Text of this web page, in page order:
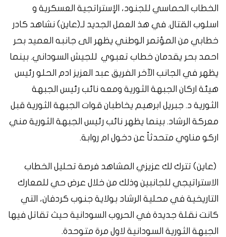
الخطاب الحماسي للجنود، الإستراتجية العسكرية و
اسلوب القتال. في هذ العمل الجديد لـ(عاين) نشاهد كادر
خطابي من المؤتمر الوطني يظهر الى جانبه العميد بحر
احمد بحر يقدمان خطاب تعبوي للجيش السوداني. بينما
يظهر في الجانب الآخر الفريق عبد العزيز ادم الحلو رئيس
هيئة اركان الجبهة الثورية ومعه نائب رئيس الجبهة
الثورية د. جبريل ابرهيم يخاطبان قوات الجبهة الثورية قبل
معركة الرشاد. بينما يظهر نائب رئيس الجبهة الثورية مني
اركو مناوي متحدثاً عن دخول ام روابة.
(عاين) تترك لك عزيزي المشاهد فرصة تحليل الخطاب
الاستراتيجي للجانبين وذلك من خلال عرض حي للمعارك
التاريخية في محلية الرشاد بولاية جنوب كردفان، التي
كانت نقلة جديدة في الحروب السودانية حيث تقاتل فيها
الجبهة الثورية السودانية لاول مرة متوحدة.